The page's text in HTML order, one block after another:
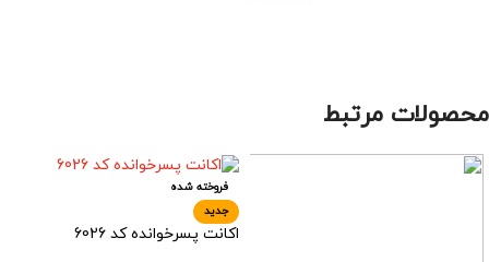
محصولات مرتبط
فروخته شده
جدید
اکانت پسرخوانده کد 6026